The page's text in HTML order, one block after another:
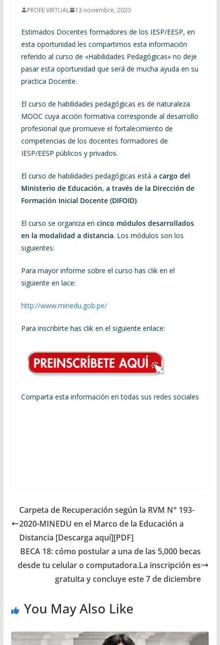
PROFE VIRTUAL 13 noviembre, 2020
Estimados Docentes formadores de los IESP/EESP, en
esta oportunidad les compartimos esta información
referido al curso de «Habilidades Pedagógicas» no deje
pasar esta oportunidad que será de mucha ayuda en su
practica Docente.
El curso de habilidades pedagógicas es de naturaleza
MOOC cuya acción formativa corresponde al desarrollo
profesional que promueve el fortalecimiento de
competencias de los docentes formadores de
IESP/EESP públicos y privados.
El curso de habilidades pedagógicas está a cargo del
Ministerio de Educación, a través de la Dirección de
Formación Inicial Docente (DIFOID).
El curso se organiza en cinco módulos desarrollados
en la modalidad a distancia. Los módulos son los
siguientes:
Para mayor informe sobre el curso has clik en el
siguiente en lace:
http://www.minedu.gob.pe/
Para inscribirte has clik en el siguiente enlace:
Comparta esta información en todas sus redes sociales
Carpeta de Recuperación según la RVM N° 193-
2020-MINEDU en el Marco de la Educación a
Distancia [Descarga aquí][PDF]
BECA 18: cómo postular a una de las 5,000 becas
desde tu celular o computadora.La inscripción es
gratuita y concluye este 7 de diciembre
You May Also Like